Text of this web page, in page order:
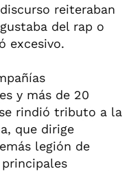
reiteraban
del rap o
excesivo.
y más de 20
rindió tributo a la
que dirige
legión de